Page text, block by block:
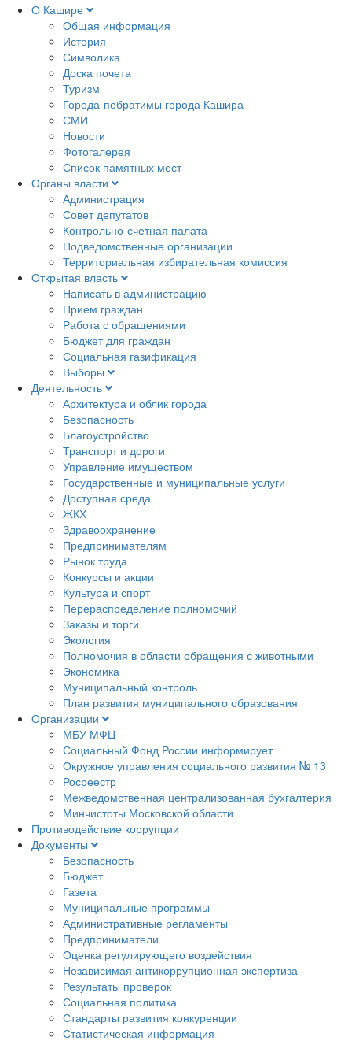
О Кашире
Общая информация
История
Символика
Доска почета
Туризм
Города-побратимы города Кашира
СМИ
Новости
Фотогалерея
Список памятных мест
Органы власти
Администрация
Совет депутатов
Контрольно-счетная палата
Подведомственные организации
Территориальная избирательная комиссия
Открытая власть
Написать в администрацию
Прием граждан
Работа с обращениями
Бюджет для граждан
Социальная газификация
Выборы
Деятельность
Архитектура и облик города
Безопасность
Благоустройство
Транспорт и дороги
Управление имуществом
Государственные и муниципальные услуги
Доступная среда
ЖКХ
Здравоохранение
Предпринимателям
Рынок труда
Конкурсы и акции
Культура и спорт
Перераспределение полномочий
Заказы и торги
Экология
Полномочия в области обращения с животными
Экономика
Муниципальный контроль
План развития муниципального образования
Организации
МБУ МФЦ
Социальный Фонд России информирует
Окружное управления социального развития № 13
Росреестр
Межведомственная централизованная бухгалтерия
Минчистоты Московской области
Противодействие коррупции
Документы
Безопасность
Бюджет
Газета
Муниципальные программы
Административные регламенты
Предприниматели
Оценка регулирующего воздействия
Независимая антикоррупционная экспертиза
Результаты проверок
Социальная политика
Стандарты развития конкуренции
Статистическая информация